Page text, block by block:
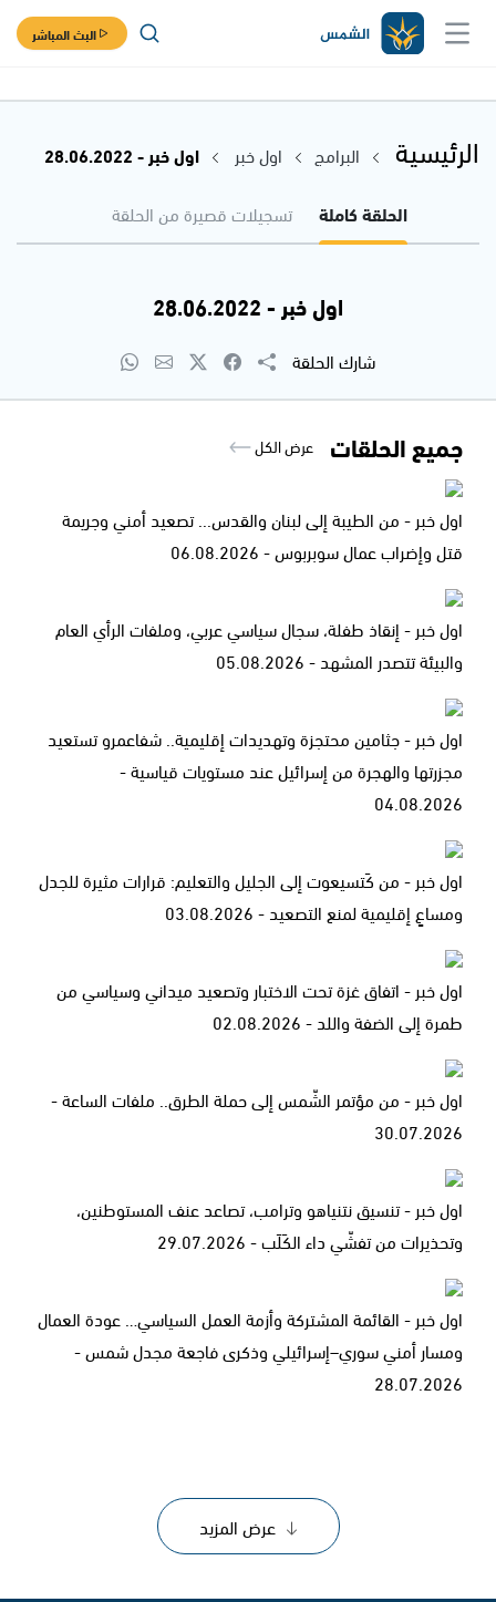
البث المباشر
الرئيسية البرامج اول خبر
اول خبر - 28.06.2022
الحلقة كاملة
تسجيلات قصيرة من الحلقة
اول خبر - 28.06.2022
شارك الحلقة
جميع الحلقات عرض الكل
اول خبر - من الطيبة إلى لبنان والقدس... تصعيد أمني وجريمة
قتل وإضراب عمال سوبربوس - 06.08.2026
اول خبر - إنقاذ طفلة، سجال سياسي عربي، وملفات الرأي العام
والبيئة تتصدر المشهد - 05.08.2026
اول خبر - جثامين محتجزة وتهديدات إقليمية.. شفاعمرو تستعيد
مجزرتها والهجرة من إسرائيل عند مستويات قياسية -
04.08.2026
اول خبر - من كَتسيعوت إلى الجليل والتعليم: قرارات مثيرة للجدل
ومساعٍ إقليمية لمنع التصعيد - 03.08.2026
اول خبر - اتفاق غزة تحت الاختبار وتصعيد ميداني وسياسي من
طمرة إلى الضفة واللد - 02.08.2026
اول خبر - من مؤتمر الشّمس إلى حملة الطرق.. ملفات الساعة -
30.07.2026
اول خبر - تنسيق نتنياهو وترامب، تصاعد عنف المستوطنين،
وتحذيرات من تفشّي داء الكَلَب - 29.07.2026
اول خبر - القائمة المشتركة وأزمة العمل السياسي… عودة العمال
ومسار أمني سوري–إسرائيلي وذكرى فاجعة مجدل شمس -
28.07.2026
عرض المزيد